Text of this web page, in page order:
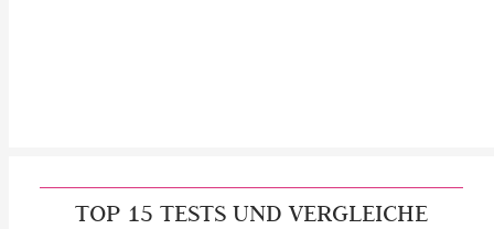
TOP 15 TESTS UND VERGLEICHE